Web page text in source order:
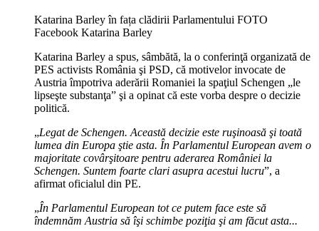
Katarina Barley în fața clădirii Parlamentului FOTO
Facebook Katarina Barley
Katarina Barley a spus, sâmbătă, la o conferinţă organizată de
PES activists România şi PSD, că motivelor invocate de
Austria împotriva aderării Romaniei la spaţiul Schengen „le
lipseşte substanţa” şi a opinat că este vorba despre o decizie
politică.
„Legat de Schengen. Această decizie este ruşinoasă şi toată
lumea din Europa ştie asta. În Parlamentul European avem o
majoritate covârşitoare pentru aderarea României la
Schengen. Suntem foarte clari asupra acestui lucru”, a
afirmat oficialul din PE.
„În Parlamentul European tot ce putem face este să
îndemnăm Austria să îşi schimbe poziţia şi am făcut asta...